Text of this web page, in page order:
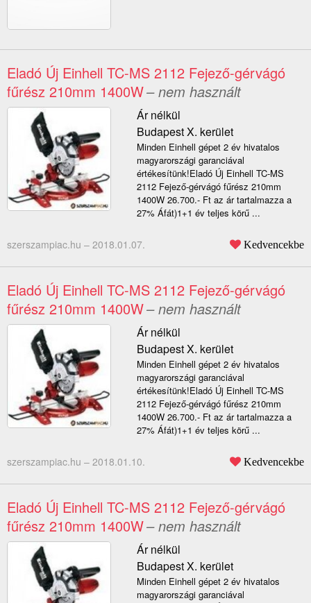
Eladó Új Einhell TC-MS 2112 Fejező-gérvágó
fűrész 210mm 1400W– nem használt
Ár nélkül
Budapest X. kerület
Minden Einhell gépet 2 év hivatalos
magyarországi garanciával
értékesítünk!Eladó Új Einhell TC-MS
2112 Fejező-gérvágó fűrész 210mm
1400W 26.700.- Ft az ár tartalmazza a
27% Áfát)1+1 év teljes körű ...
szerszampiac.hu – 2018.01.07. Kedvencekbe
Eladó Új Einhell TC-MS 2112 Fejező-gérvágó
fűrész 210mm 1400W– nem használt
Ár nélkül
Budapest X. kerület
Minden Einhell gépet 2 év hivatalos
magyarországi garanciával
értékesítünk!Eladó Új Einhell TC-MS
2112 Fejező-gérvágó fűrész 210mm
1400W 26.700.- Ft az ár tartalmazza a
27% Áfát)1+1 év teljes körű ...
szerszampiac.hu – 2018.01.10. Kedvencekbe
Eladó Új Einhell TC-MS 2112 Fejező-gérvágó
fűrész 210mm 1400W– nem használt
Ár nélkül
Budapest X. kerület
Minden Einhell gépet 2 év hivatalos
magyarországi garanciával